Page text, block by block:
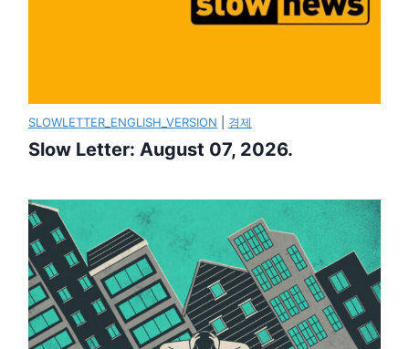
SLOWLETTER_ENGLISH_VERSION 경제
Slow Letter: August 07, 2026.